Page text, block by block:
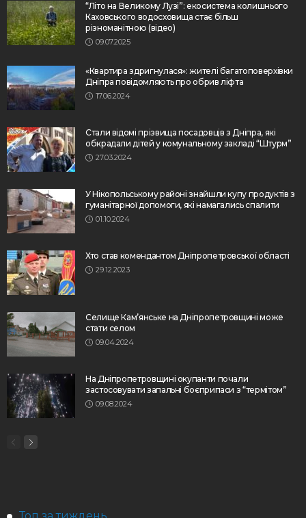
“Літо на Великому Лузі”: екосистема колишнього
Каховського водосховища стає більш
різноманітною (відео)
09.07.2025
«Квартира здригнулася»: жителі багатоповерхівки
Дніпра повідомляють про обрив ліфта
17.06.2024
Стали відомі прізвища посадовців з Дніпра, які
обкрадали дітей у комунальному закладі “Штурм”
27.03.2024
У Нікопольському районі знайшли купу продуктів з
гуманітарної допомоги, які намагались спалити
01.10.2024
Хто став комендантом Дніпропетровської області
29.12.2023
Селище Кам’янське на Дніпропетровщині може
стати селом
09.04.2024
На Дніпропетровщині окупанти почали
застосовувати запальні боєприпаси з “термітом”
09.08.2024